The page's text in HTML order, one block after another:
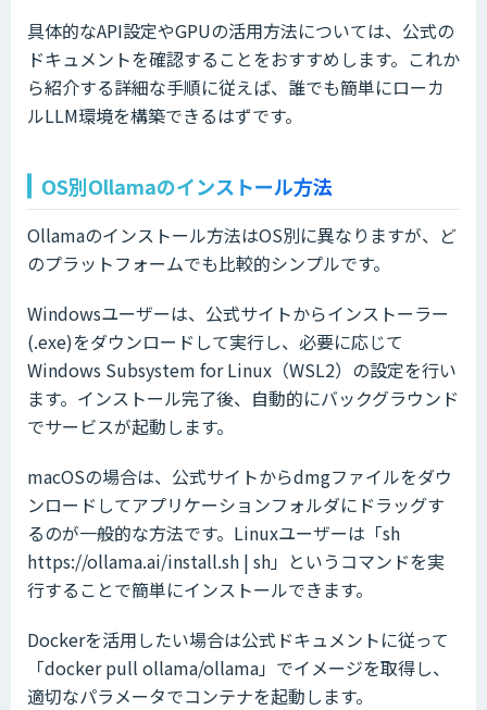
具体的なAPI設定やGPUの活用方法については、公式の
ドキュメントを確認することをおすすめします。これか
ら紹介する詳細な手順に従えば、誰でも簡単にローカ
ルLLM環境を構築できるはずです。
OS別Ollamaのインストール方法
Ollamaのインストール方法はOS別に異なりますが、ど
のプラットフォームでも比較的シンプルです。
Windowsユーザーは、公式サイトからインストーラー
(.exe)をダウンロードして実行し、必要に応じて
Windows Subsystem for Linux（WSL2）の設定を行い
ます。インストール完了後、自動的にバックグラウンド
でサービスが起動します。
macOSの場合は、公式サイトからdmgファイルをダウ
ンロードしてアプリケーションフォルダにドラッグす
るのが一般的な方法です。Linuxユーザーは「sh
https://ollama.ai/install.sh | sh」というコマンドを実
行することで簡単にインストールできます。
Dockerを活用したい場合は公式ドキュメントに従って
「docker pull ollama/ollama」でイメージを取得し、
適切なパラメータでコンテナを起動します。